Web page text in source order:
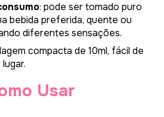
: pode ser tomado puro
bebida preferida, quente ou
diferentes sensações.
compacta de 10ml, fácil de
Usar